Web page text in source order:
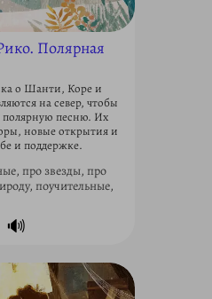
Полярная
о Шанти, Коре и
на север, чтобы
полярную песню. Их
новые открытия и
и поддержке.
про звезды, про
поучительные,
🔊